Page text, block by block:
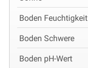
Boden Feuchtigkeit
Boden Schwere
Boden pH-Wert